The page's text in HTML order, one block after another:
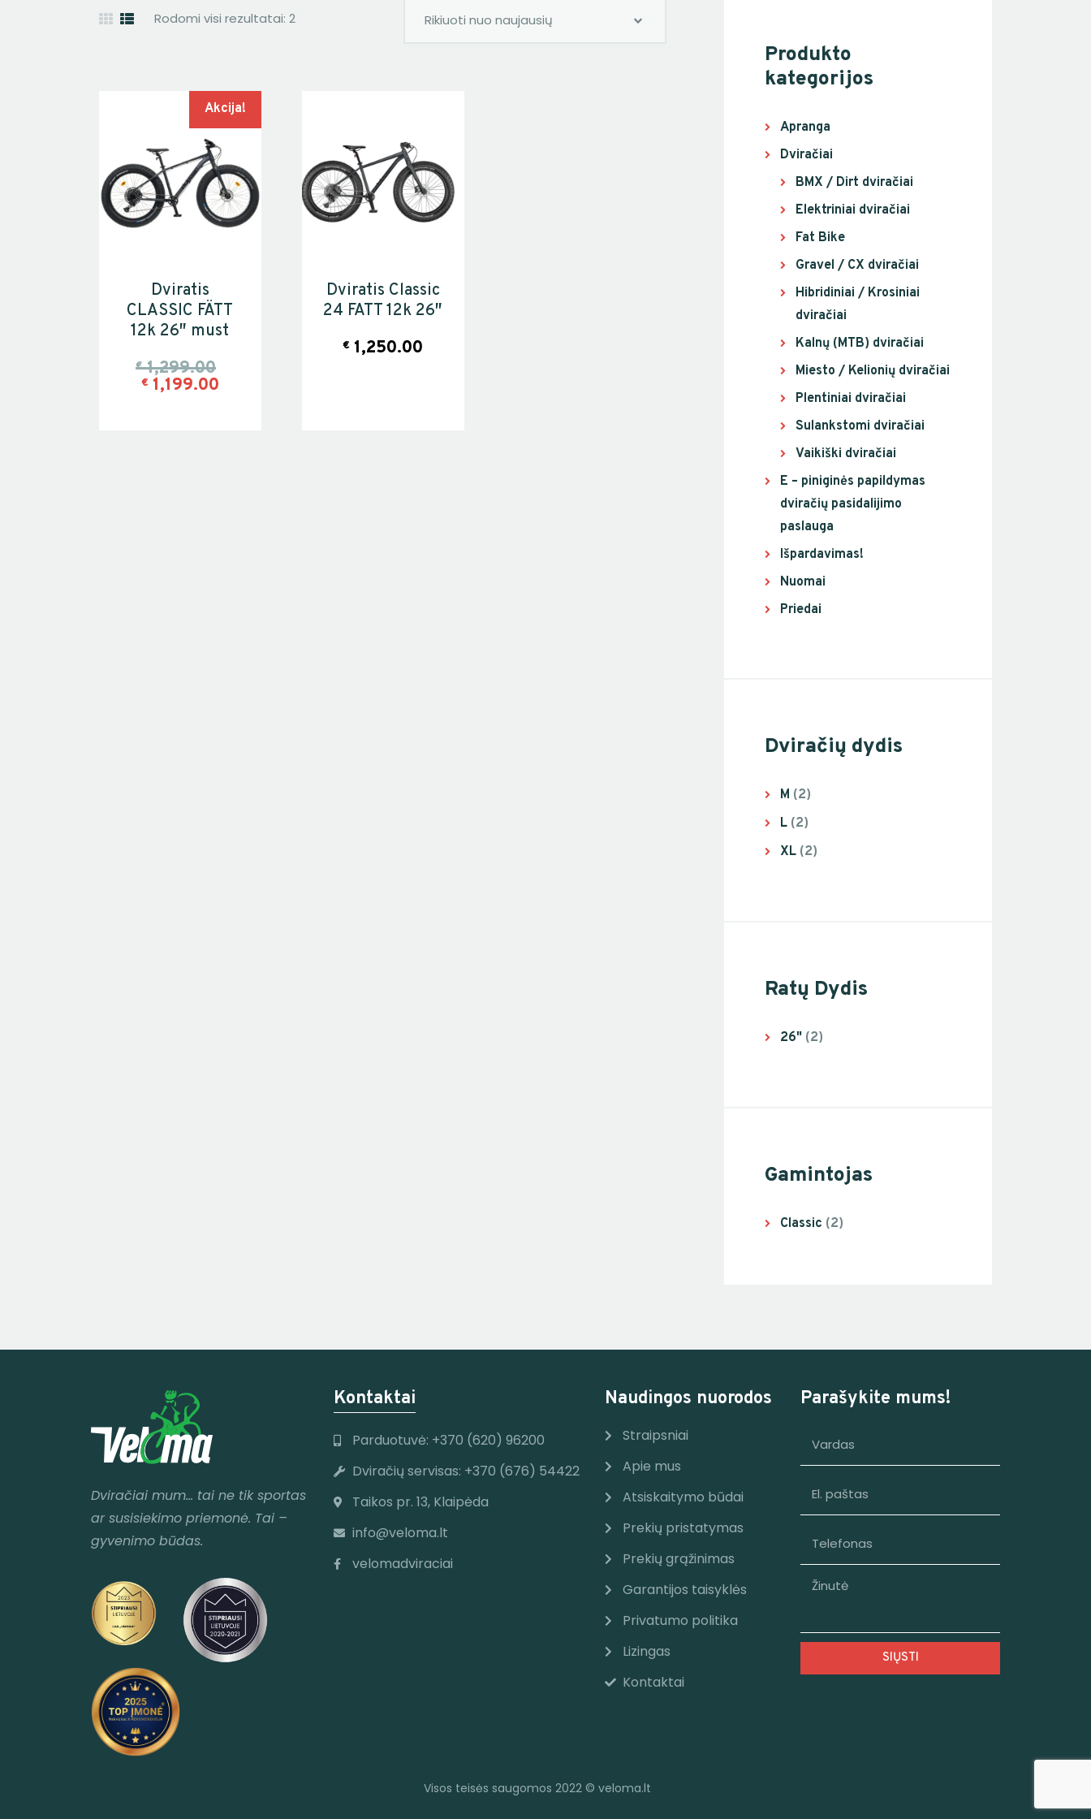
Rodomi visi rezultatai: 2
Akcija!
Dviratis
CLASSIC FÄTT
12k 26″ must
€ 1,299.00
€ 1,199.00
Dviratis Classic
24 FATT 12k 26″
€ 1,250.00
Produkto
kategorijos
Apranga
Dviračiai
BMX / Dirt dviračiai
Elektriniai dviračiai
Fat Bike
Gravel / CX dviračiai
Hibridiniai / Krosiniai
dviračiai
Kalnų (MTB) dviračiai
Miesto / Kelionių dviračiai
Plentiniai dviračiai
Sulankstomi dviračiai
Vaikiški dviračiai
E – piniginės papildymas
dviračių pasidalijimo
paslauga
Išpardavimas!
Nuomai
Priedai
Dviračių dydis
M (2)
L (2)
XL (2)
Ratų Dydis
26" (2)
Gamintojas
Classic (2)
Dviračiai mum… tai ne tik sportas
ar susisiekimo priemonė. Tai –
gyvenimo būdas.
Kontaktai
Parduotuvė: +370 (620) 96200
Dviračių servisas: +370 (676) 54422
Taikos pr. 13, Klaipėda
info@veloma.lt
velomadviraciai
Naudingos nuorodos
Straipsniai
Apie mus
Atsiskaitymo būdai
Prekių pristatymas
Prekių grąžinimas
Garantijos taisyklės
Privatumo politika
Lizingas
Kontaktai
Parašykite mums!
SIŲSTI
Visos teisės saugomos 2022 © veloma.lt